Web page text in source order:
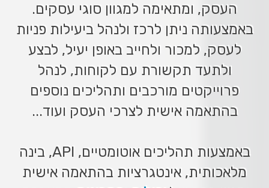
העסק, ומתאימה למגוון סוגי עסקים.
באמצעותה ניתן לרכז ולנהל ביעילות פניות
לעסק, למכור ולחייב באופן יעיל, לבצע
ולתעד תקשורת עם לקוחות, לנהל
פרוייקטים מורכבים ותהליכים נוספים
בהתאמה אישית לצרכי העסק ועוד...
באמצעות תהליכים אוטומטיים, API, בינה
מלאכותית, אינטגרציות בהתאמה אישית